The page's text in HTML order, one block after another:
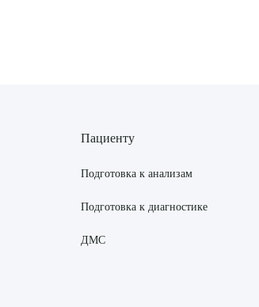
Пациенту
Подготовка к анализам
Подготовка к диагностике
ДМС